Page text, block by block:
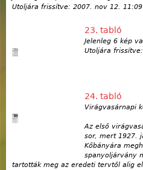
Utoljára frissítve: 2007. nov 12. 11:09
23. tabló
Jelenleg 6 kép
Utoljára frissítve:
24. tabló
Virágvasárnapi
Az első
sor, mert 1927.
Kőbányára
spanyoljárvány
tartották meg az eredeti tervtől alig